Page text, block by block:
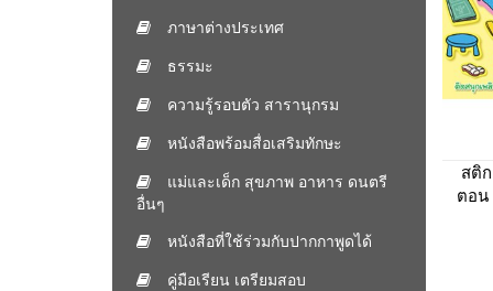
ภาษาต่างประเทศ
ธรรมะ
ความรู้รอบตัว สารานุกรม
หนังสือพร้อมสื่อเสริมทักษะ
แม่และเด็ก สุขภาพ อาหาร ดนตรี
อื่นๆ
หนังสือที่ใช้ร่วมกับปากกาพูดได้
คู่มือเรียน เตรียมสอบ
สติ
ตอน